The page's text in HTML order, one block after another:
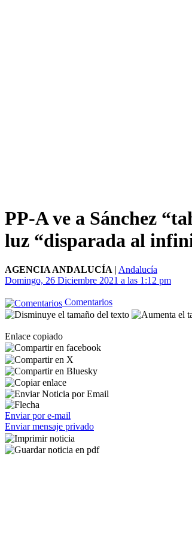
PP-A ve a Sánchez
luz “disparada al
AGENCIA ANDALUCÍA | Andalucía
Domingo, 26 Diciembre 2021 a las 1:12 pm
Comentarios
Enlace copiado
Enviar por e-mail
Enviar mensaje privado